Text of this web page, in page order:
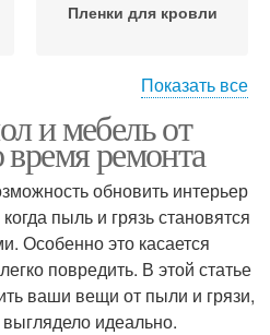
Пленки для кровли
Пленка для укрытия
Показать все
и мебель от
ремонта
обновить интерьер
пыль и грязь становятся
Особенно это касается
повредить. В этой статье
ваши вещи от пыли и грязи,
идеально.